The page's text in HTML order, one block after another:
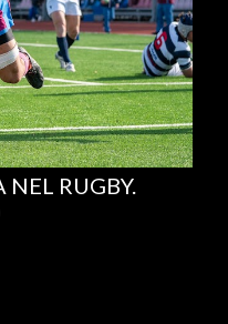
NEL RUGBY.